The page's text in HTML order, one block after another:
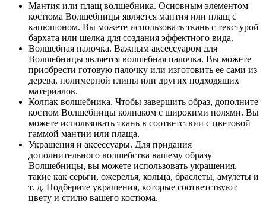
Мантия или плащ волшебника. Основным элементом
костюма Волшебницы является мантия или плащ с
капюшоном. Вы можете использовать ткань с текстурой
бархата или шелка для создания эффектного вида.
Волшебная палочка. Важным аксессуаром для
Волшебницы является волшебная палочка. Вы можете
приобрести готовую палочку или изготовить ее сами из
дерева, полимерной глины или других подходящих
материалов.
Колпак волшебника. Чтобы завершить образ, дополните
костюм Волшебницы колпаком с широкими полями. Вы
можете использовать ткань в соответствии с цветовой
гаммой мантии или плаща.
Украшения и аксессуары. Для придания
дополнительного волшебства вашему образу
Волшебницы, вы можете использовать украшения,
такие как серьги, ожерелья, кольца, браслеты, амулеты и
т. д. Подберите украшения, которые соответствуют
цвету и стилю вашего костюма.